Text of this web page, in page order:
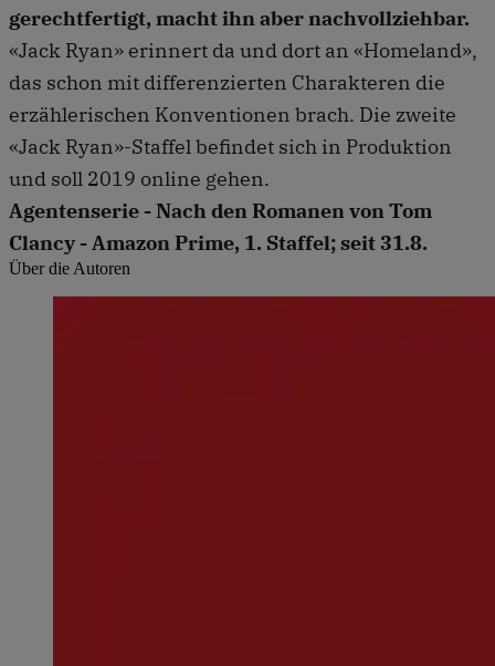
gerechtfertigt, macht ihn aber nachvollziehbar.
«Jack Ryan» erinnert da und dort an «Homeland»,
das schon mit differenzierten Charakteren die
erzählerischen Konventionen brach. Die zweite
«Jack Ryan»-Staffel befindet sich in Produktion
und soll 2019 online gehen.
Agentenserie - Nach den Romanen von Tom
Clancy - Amazon Prime, 1. Staffel; seit 31.8.
Über die Autoren